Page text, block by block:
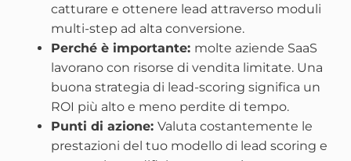
catturare e ottenere lead attraverso moduli
multi-step ad alta conversione.
Perché è importante: molte aziende SaaS
lavorano con risorse di vendita limitate. Una
buona strategia di lead-scoring significa un
ROI più alto e meno perdite di tempo.
Punti di azione: Valuta costantemente le
prestazioni del tuo modello di lead scoring e